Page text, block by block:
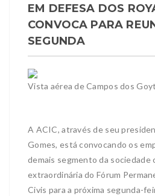
EM DEFESA DOS
CONVOCA PARA
SEGUNDA
Vista aérea de Campos dos
A ACIC, através de seu
Gomes, está convocando os
demais segmento da sociedade
extraordinária do Fórum
Civis para a próxima segunda-